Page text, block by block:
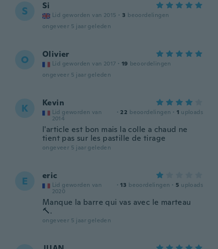
S Si
Lid geworden van 2015 · 3 beoordelingen
ongeveer 5 jaar geleden
O Olivier
Lid geworden van 2017 · 19 beoordelingen
ongeveer 5 jaar geleden
K Kevin
Lid geworden van
2014
· 22 beoordelingen · 1 uploads
l'article est bon mais la colle a chaud ne
tient pas sur les pastille de tirage
ongeveer 5 jaar geleden
E eric
Lid geworden van
2020
· 13 beoordelingen · 5 uploads
Manque la barre qui vas avec le marteau
🔨.
ongeveer 5 jaar geleden